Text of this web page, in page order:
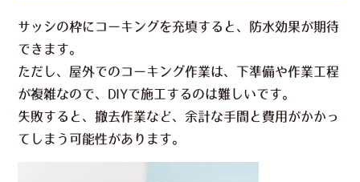
サッシの枠にコーキングを充填すると、防水効果が期待
できます。
ただし、屋外でのコーキング作業は、下準備や作業工程
が複雑なので、DIYで施工するのは難しいです。
失敗すると、撤去作業など、余計な手間と費用がかかっ
てしまう可能性があります。